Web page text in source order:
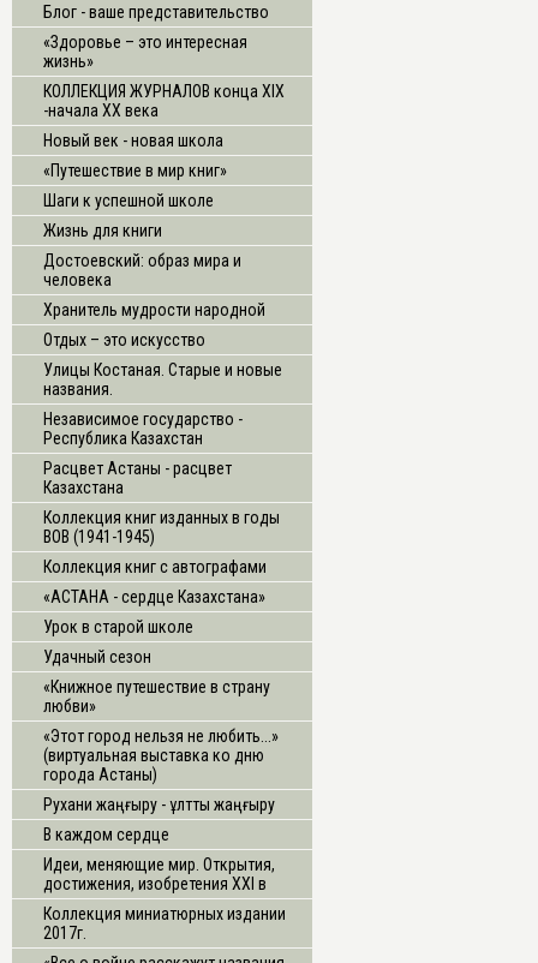
Блог - ваше представительство
«Здоровье – это интересная
жизнь»
КОЛЛЕКЦИЯ ЖУРНАЛОВ конца XIX
-начала XX века
Новый век - новая школа
«Путешествие в мир книг»
Шаги к успешной школе
Жизнь для книги
Достоевский: образ мира и
человека
Хранитель мудрости народной
Отдых – это искусство
Улицы Костаная. Старые и новые
названия.
Независимое государство -
Республика Казахстан
Расцвет Астаны - расцвет
Казахстана
Коллекция книг изданных в годы
ВОВ (1941-1945)
Коллекция книг с автографами
«АСТАНА - сердце Казахстана»
Урок в старой школе
Удачный сезон
«Книжное путешествие в страну
любви»
«Этот город нельзя не любить...»
(виртуальная выставка ко дню
города Астаны)
Рухани жаңғыру - ұлттық жаңғыру
В каждом сердце
Идеи, меняющие мир. Открытия,
достижения, изобретения ХХI в
Коллекция миниатюрных издании
2017г.